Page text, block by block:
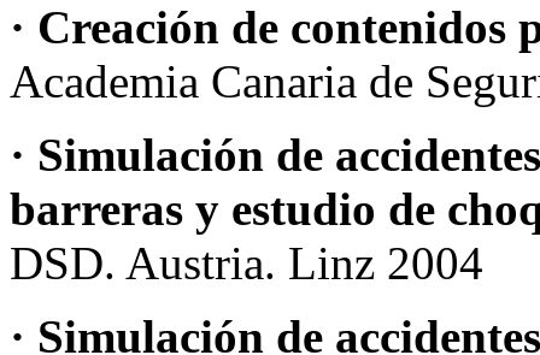
· Creación de
Academia Canaria de
· Simulación de
barreras y estudio de
DSD. Austria. Linz 2004
· Simulación de